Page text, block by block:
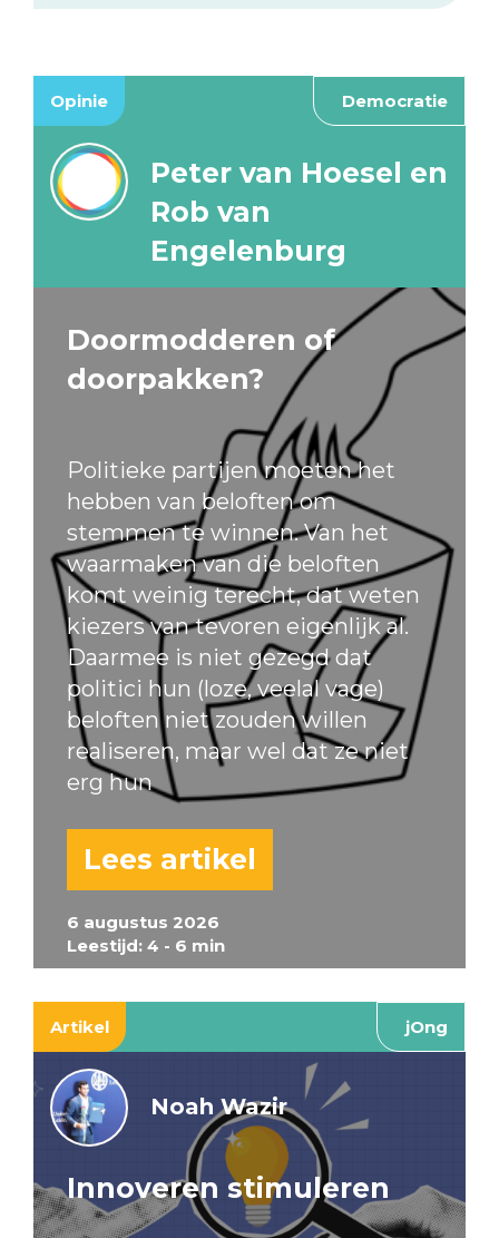
Opinie Democratie
6 augustus 2026
Leestijd: 4 - 6 min
Peter van Hoesel en
Rob van
Engelenburg
Doormodderen of
doorpakken?
Politieke partijen moeten het
hebben van beloften om
stemmen te winnen. Van het
waarmaken van die beloften
komt weinig terecht, dat weten
kiezers van tevoren eigenlijk al.
Daarmee is niet gezegd dat
politici hun (loze, veelal vage)
beloften niet zouden willen
realiseren, maar wel dat ze niet
erg hun
Lees artikel
Artikel jOng
Noah Wazir
Innoveren stimuleren